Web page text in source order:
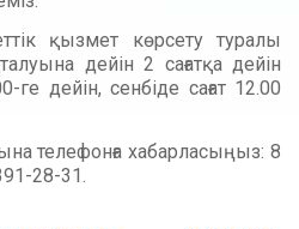
қызмет көрсету туралы
дейін 2 сағатқа дейін
ге дейін, сенбіде сағат 12.00
телефонға хабарласыңыз: 8
28-31.